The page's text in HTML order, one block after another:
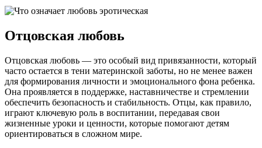
Отцовская любовь
Отцовская любовь — это особый вид привязанности, который
часто остается в тени материнской заботы, но не менее важен
для формирования личности и эмоционального фона ребенка.
Она проявляется в поддержке, наставничестве и стремлении
обеспечить безопасность и стабильность. Отцы, как правило,
играют ключевую роль в воспитании, передавая свои
жизненные уроки и ценности, которые помогают детям
ориентироваться в сложном мире.